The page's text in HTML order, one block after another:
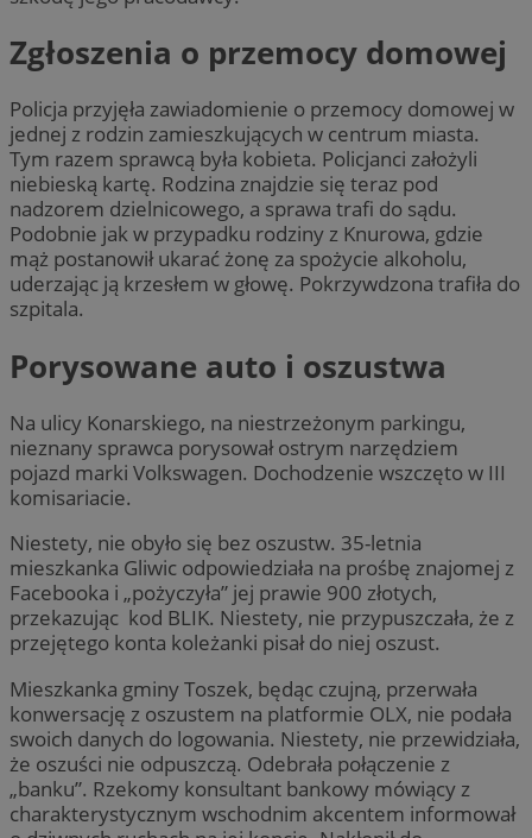
Zgłoszenia o przemocy domowej
Policja przyjęła zawiadomienie o przemocy domowej w
jednej z rodzin zamieszkujących w centrum miasta.
Tym razem sprawcą była kobieta. Policjanci założyli
niebieską kartę. Rodzina znajdzie się teraz pod
nadzorem dzielnicowego, a sprawa trafi do sądu.
Podobnie jak w przypadku rodziny z Knurowa, gdzie
mąż postanowił ukarać żonę za spożycie alkoholu,
uderzając ją krzesłem w głowę. Pokrzywdzona trafiła do
szpitala.
Porysowane auto i oszustwa
Na ulicy Konarskiego, na niestrzeżonym parkingu,
nieznany sprawca porysował ostrym narzędziem
pojazd marki Volkswagen. Dochodzenie wszczęto w III
komisariacie.
Niestety, nie obyło się bez oszustw. 35-letnia
mieszkanka Gliwic odpowiedziała na prośbę znajomej z
Facebooka i „pożyczyła” jej prawie 900 złotych,
przekazując kod BLIK. Niestety, nie przypuszczała, że z
przejętego konta koleżanki pisał do niej oszust.
Mieszkanka gminy Toszek, będąc czujną, przerwała
konwersację z oszustem na platformie OLX, nie podała
swoich danych do logowania. Niestety, nie przewidziała,
że oszuści nie odpuszczą. Odebrała połączenie z
„banku”. Rzekomy konsultant bankowy mówiący z
charakterystycznym wschodnim akcentem informował